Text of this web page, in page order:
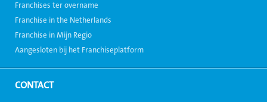
Franchises ter overname
Franchise in the Netherlands
Franchise in Mijn Regio
Aangesloten bij het Franchiseplatform
CONTACT